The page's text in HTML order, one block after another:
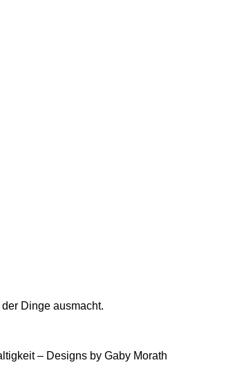
Dinge ausmacht.
– Designs by Gaby Morath